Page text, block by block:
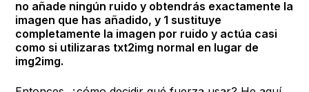
no añade ningún ruido y obtendrás exactamente la
imagen que has añadido, y 1 sustituye
completamente la imagen por ruido y actúa casi
como si utilizaras txt2img normal en lugar de
img2img.